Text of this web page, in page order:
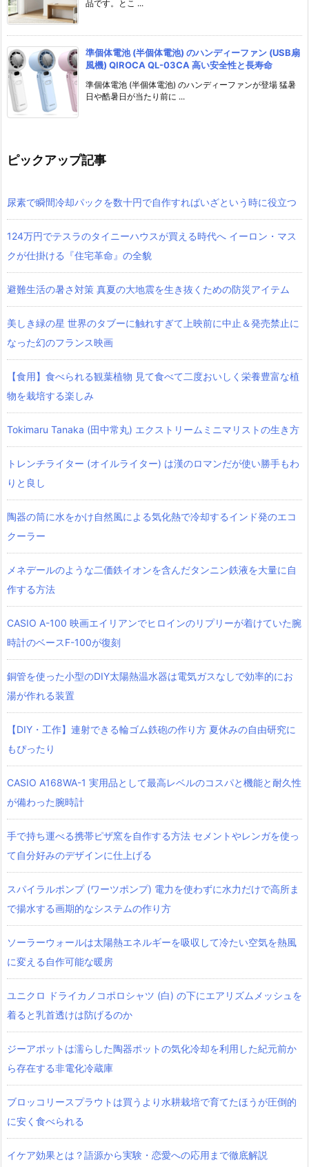
品です。とこ ...
準個体電池 (半個体電池) のハンディーファン (USB扇
風機) QIROCA QL-03CA 高い安全性と長寿命
準個体電池 (半個体電池) のハンディーファンが登場 猛暑
日や酷暑日が当たり前に ...
ピックアップ記事
尿素で瞬間冷却パックを数十円で自作すればいざという時に役立つ
124万円でテスラのタイニーハウスが買える時代へ イーロン・マス
クが仕掛ける『住宅革命』の全貌
避難生活の暑さ対策 真夏の大地震を生き抜くための防災アイテム
美しき緑の星 世界のタブーに触れすぎて上映前に中止＆発売禁止に
なった幻のフランス映画
【食用】食べられる観葉植物 見て食べて二度おいしく栄養豊富な植
物を栽培する楽しみ
Tokimaru Tanaka (田中常丸) エクストリームミニマリストの生き方
トレンチライター (オイルライター) は漢のロマンだが使い勝手もわ
りと良し
陶器の筒に水をかけ自然風による気化熱で冷却するインド発のエコ
クーラー
メネデールのような二価鉄イオンを含んだタンニン鉄液を大量に自
作する方法
CASIO A-100 映画エイリアンでヒロインのリプリーが着けていた腕
時計のベースF-100が復刻
銅管を使った小型のDIY太陽熱温水器は電気ガスなしで効率的にお
湯が作れる装置
【DIY・工作】連射できる輪ゴム鉄砲の作り方 夏休みの自由研究に
もぴったり
CASIO A168WA-1 実用品として最高レベルのコスパと機能と耐久性
が備わった腕時計
手で持ち運べる携帯ピザ窯を自作する方法 セメントやレンガを使っ
て自分好みのデザインに仕上げる
スパイラルポンプ (ワーツポンプ) 電力を使わずに水力だけで高所ま
で揚水する画期的なシステムの作り方
ソーラーウォールは太陽熱エネルギーを吸収して冷たい空気を熱風
に変える自作可能な暖房
ユニクロ ドライカノコポロシャツ‎ (白) の下にエアリズムメッシュを
着ると乳首透けは防げるのか
ジーアポットは濡らした陶器ポットの気化冷却を利用した紀元前か
ら存在する非電化冷蔵庫
ブロッコリースプラウトは買うより水耕栽培で育てたほうが圧倒的
に安く食べられる
イケア効果とは？語源から実験・恋愛への応用まで徹底解説